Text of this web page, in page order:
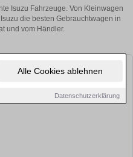
Alle Cookies ablehnen
Datenschutzerklärung
Isuzu Fahrzeuge. Von Kleinwagen
die besten Gebrauchtwagen in
und vom Händler.